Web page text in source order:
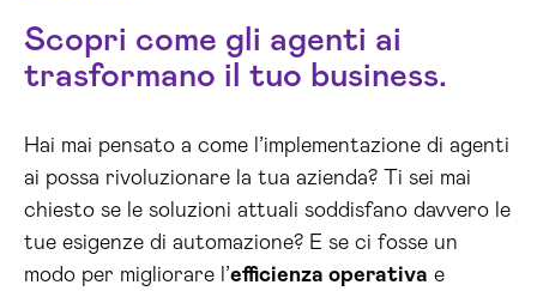
Scopri come gli agenti ai
trasformano il tuo business.
Hai mai pensato a come l’implementazione di agenti
ai possa rivoluzionare la tua azienda? Ti sei mai
chiesto se le soluzioni attuali soddisfano davvero le
tue esigenze di automazione? E se ci fosse un
modo per migliorare l’efficienza operativa e